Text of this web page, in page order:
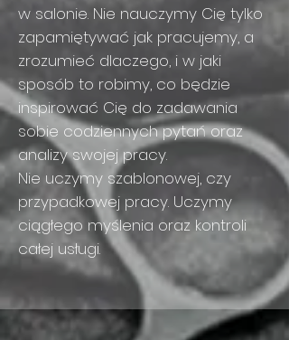
w salonie. Nie nauczymy Cię tylko
zapamiętywać jak pracujemy, a
zrozumieć dlaczego, i w jaki
sposób to robimy, co będzie
inspirować Cię do zadawania
sobie codziennych pytań oraz
analizy swojej pracy.
Nie uczymy szablonowej, czy
przypadkowej pracy. Uczymy
ciągłego myślenia oraz kontroli
całej usługi.